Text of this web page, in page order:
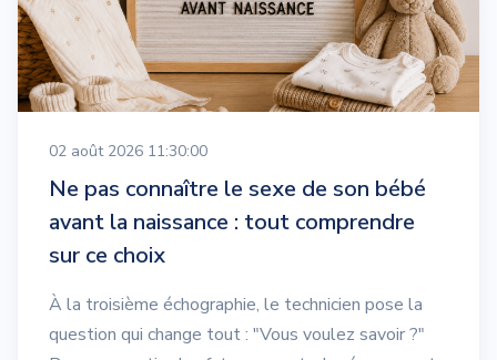
02 août 2026 11:30:00
Ne pas connaître le sexe de son bébé
avant la naissance : tout comprendre
sur ce choix
À la troisième échographie, le technicien pose la
question qui change tout : "Vous voulez savoir ?"